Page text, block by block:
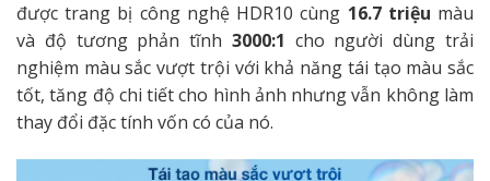
được trang bị công nghệ HDR10 cùng 16.7 triệu màu
và độ tương phản tĩnh 3000:1 cho người dùng trải
nghiệm màu sắc vượt trội với khả năng tái tạo màu sắc
tốt, tăng độ chi tiết cho hình ảnh nhưng vẫn không làm
thay đổi đặc tính vốn có của nó.